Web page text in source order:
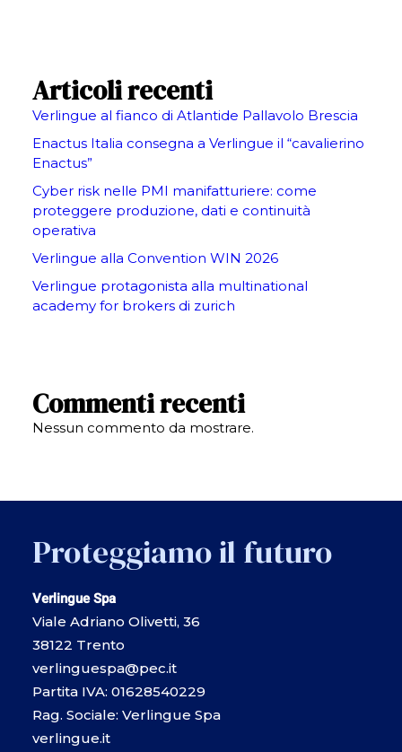
Articoli recenti
Verlingue al fianco di Atlantide Pallavolo Brescia
Enactus Italia consegna a Verlingue il “cavalierino
Enactus”
Cyber risk nelle PMI manifatturiere: come
proteggere produzione, dati e continuità
operativa
Verlingue alla Convention WIN 2026
Verlingue protagonista alla multinational
academy for brokers di zurich
Commenti recenti
Nessun commento da mostrare.
Proteggiamo il futuro
Verlingue Spa
Viale Adriano Olivetti, 36
38122 Trento
verlinguespa@pec.it
Partita IVA: 01628540229
Rag. Sociale: Verlingue Spa
verlingue.it